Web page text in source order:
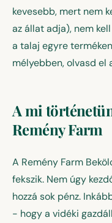
kevesebb, mert nem
az állat adja), nem
a talaj egyre
mélyebben, olvasd el
A mi
Remény Farm
A Remény Farm
fekszik. Nem úgy
hozzá sok pénz.
- hogy a vidéki